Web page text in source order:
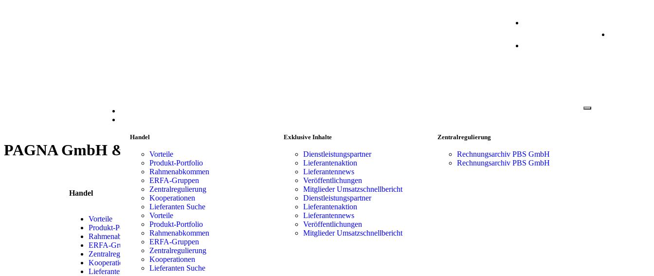
Handel
Vorteile
Produkt-Portfolio
Rahmenabkommen
ERFA-Gruppen
Zentralregulierung
Kooperationen
Lieferanten Suche
Vorteile
Produkt-Portfolio
Rahmenabkommen
ERFA-Gruppen
Zentralregulierung
Kooperationen
Lieferanten Suche
Exklusive Inhalte
Dienstleistungspartner
Lieferantenaktion
Lieferantennews
Veröffentlichungen
Mitglieder Umsatzschnellbericht
Dienstleistungspartner
Lieferantenaktion
Lieferantennews
Veröffentlichungen
Mitglieder Umsatzschnellbericht
Zentralregulierung
Rechnungsarchiv PBS GmbH
Rechnungsarchiv PBS GmbH
PAGNA GmbH & Co. KG
Handel
Vorteile
Produkt-Portfolio
Rahmenabkommen
ERFA-Gruppen
Zentralregulierung
Kooperationen
Lieferanten Suche
Lieferanten Mitgliederbereich
Team
Mitgliederbereich